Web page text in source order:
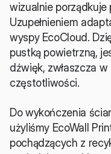
wizualnie porządkuje
Uzupełnieniem
wyspy EcoCloud.
pustką powietrzną,
dźwięk, zwłaszcza
częstotliwości.
Do wykończenia
użyliśmy EcoWall
pochądzących z